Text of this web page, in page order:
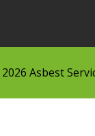
Asbest